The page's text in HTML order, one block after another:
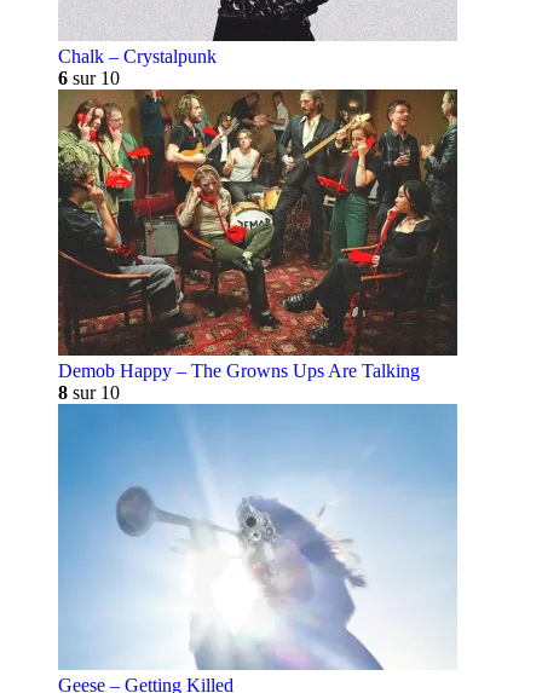
Chalk – Crystalpunk
6 sur 10
Demob Happy – The Growns Ups Are Talking
8 sur 10
Geese – Getting Killed